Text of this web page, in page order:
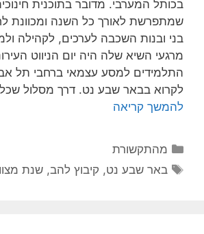
בכותל המערבי. מדובר בתוכנית
שמתפרשת לאורך כל השנה ומכוונת
בני ובנות השכבה לערכים, לקהילה
מרגעי השיא שלה היה יום הניווט
התלמידים למסע עצמאי ברחבי תל
לקרוא בבאר שבע נט. דרך מסלול
להמשך קריאה
מהתקשורת
באר שבע נט, קיבוץ להב,שנת